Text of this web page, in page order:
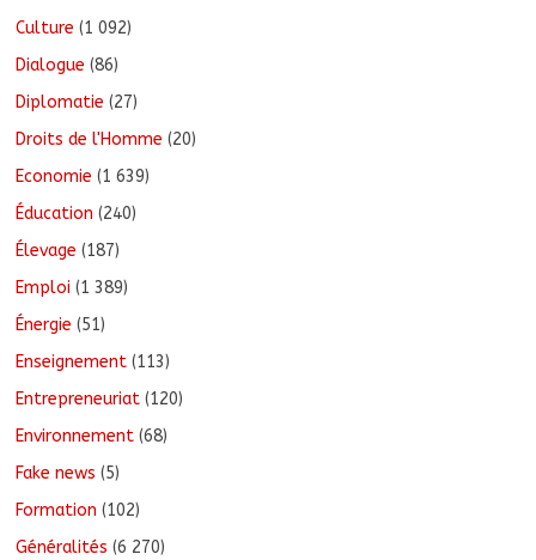
Culture (1 092)
Dialogue (86)
Diplomatie (27)
Droits de l'Homme (20)
Economie (1 639)
Éducation (240)
Élevage (187)
Emploi (1 389)
Énergie (51)
Enseignement (113)
Entrepreneuriat (120)
Environnement (68)
Fake news (5)
Formation (102)
Généralités (6 270)